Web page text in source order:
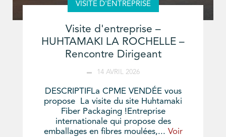
VISITE D'ENTREPRISE
Visite d'entreprise –
HUHTAMAKI LA ROCHELLE –
Rencontre Dirigeant
14 AVRIL 2026
DESCRIPTIFLa CPME VENDÉE vous
propose La visite du site Huhtamaki
Fiber Packaging !Entreprise
internationale qui propose des
emballages en fibres moulées,... Voir